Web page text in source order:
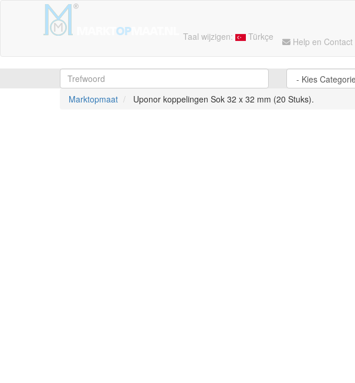
Taal wijzigen: Türkçe Help en Contact
Marktopmaat
Uponor koppelingen Sok 32 x 32 mm (20 Stuks).